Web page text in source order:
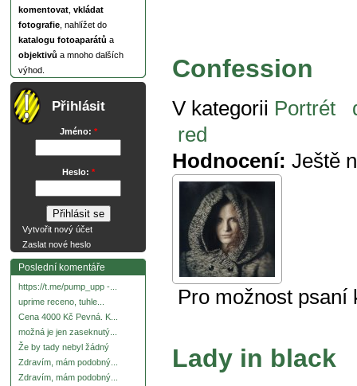
komentovat vkládat
fotografie , nahlížet do
katalogu fotoaparátů a
objektivů a mnoho dalších
výhod.
Přihlásit
Jméno: *
Heslo: *
Vytvořit nový účet
Zaslat nové heslo
Poslední komentáře
https://t.me/pump_upp -...
uprime receno, tuhle...
Cena 4000 Kč Pevná. K...
možná je jen zaseknutý...
Že by tady nebyl žádný
Zdravím, mám podobný...
Zdravím, mám podobný...
Confession
V kategorii Portrét
red
Hodnocení: Ještě
Pro možnost
Lady in black